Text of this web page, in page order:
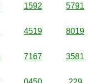
1592 5791
4519 8019
7167 3581